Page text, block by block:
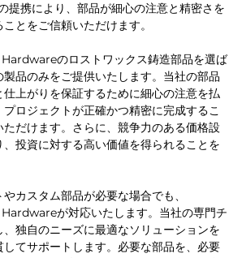
提携により、部品が細心の注意と精密さを
とをご信頼いただけます。
のロストワックス鋳造部品を選ば
品のみをご提供いたします。当社の部品
上がりを保証するために細心の注意を払
ロジェクトが正確かつ精密に完成するこ
だけます。さらに、競争力のある価格設
投資に対する高い価値を得られることを
カスタム部品が必要な場合でも、
が対応いたします。当社の専門チ
独自のニーズに最適なソリューションを
てサポートします。必要な部品を、必要